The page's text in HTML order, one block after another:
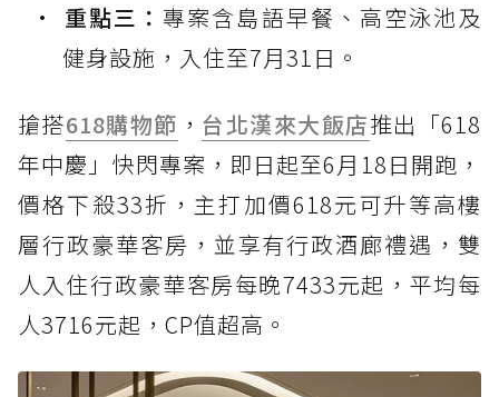
重點三： 專案含島語早餐、高空泳池及
健身設施，入住至7月31日。
搶搭618購物節 ， 台北漢來大飯店推出「618
年中慶」快閃專案，即日起至6月18日開跑，
價格下殺33折，主打加價618元可升等高樓
層行政豪華客房，並享有行政酒廊禮遇，雙
人入住行政豪華客房每晚7433元起，平均每
人3716元起，CP值超高。